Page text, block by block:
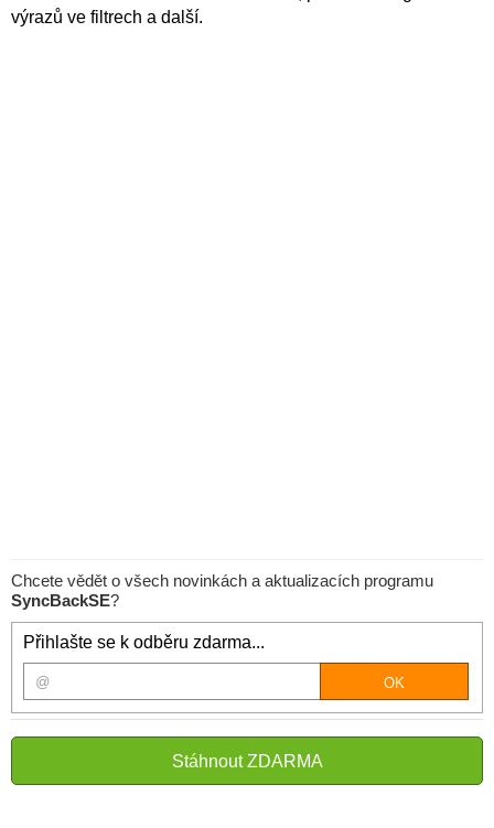
výrazů ve filtrech a další.
Chcete vědět o všech novinkách a aktualizacích programu
SyncBackSE?
Přihlašte se k odběru zdarma...
Stáhnout ZDARMA